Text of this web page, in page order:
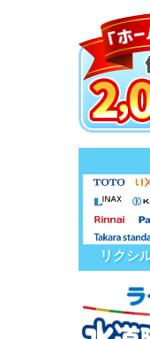
リクシ